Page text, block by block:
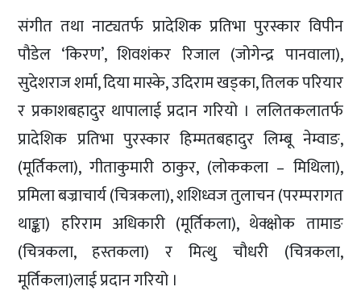
संगीत तथा नाट्यतर्फ प्रादेशिक प्रतिभा पुरस्कार विपीन
पौडेल ‘किरण’, शिवशंकर रिजाल (जोगेन्द्र पानवाला),
सुदेशराज शर्मा, दिया मास्के, उदिराम खड्का, तिलक परियार
र प्रकाशबहादुर थापालाई प्रदान गरियो । ललितकलातर्फ
प्रादेशिक प्रतिभा पुरस्कार हिम्मतबहादुर लिम्बू नेम्वाङ,
(मूर्तिकला), गीताकुमारी ठाकुर, (लोककला – मिथिला),
प्रमिला बज्राचार्य (चित्रकला), शशिध्वज तुलाचन (परम्परागत
थाङ्का) हरिराम अधिकारी (मूर्तिकला), थेक्क्षोक तामाङ
(चित्रकला, हस्तकला) र मित्थु चौधरी (चित्रकला,
मूर्तिकला)लाई प्रदान गरियो ।